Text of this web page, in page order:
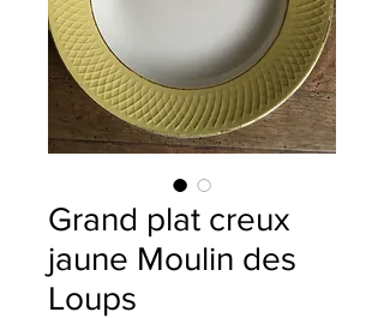
Grand plat creux
jaune Moulin des
Loups